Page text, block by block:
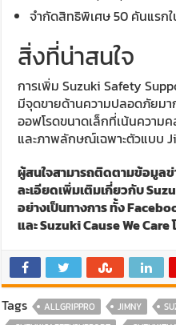
จำกัดสิทธิพิเศษ 50 คันแรกใ
สิ่งที่น่าสนใจ
การเพิ่ม Suzuki Safety
มีจุดขายด้านความปลอดภัยม
ออฟโรดขนาดเล็กที่เน้นความ
และภาพลักษณ์เฉพาะตัวแบบ
ผู้สนใจสามารถติดตามข้อมูลข่
ละเอียดเพิ่มเติมเกี่ยวกับ
อย่างเป็นทางการ ทั้ง
และ Suzuki Cause We
Tags ALLGRIPPRO JIMNY